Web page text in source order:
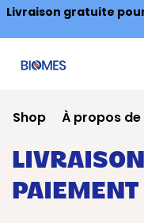
Livraison gratuite
Shop À propos de
PAIEMENT